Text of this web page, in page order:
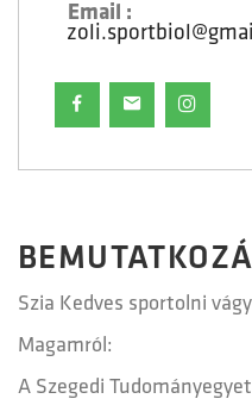
Email :
Szia Kedves sportolni
Magamról:
A Szegedi